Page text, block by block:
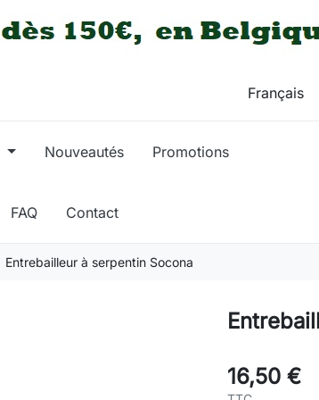
Nouveautés Promotions
FAQ Contact
Entrebailleur à serpentin Socona
16,50 €